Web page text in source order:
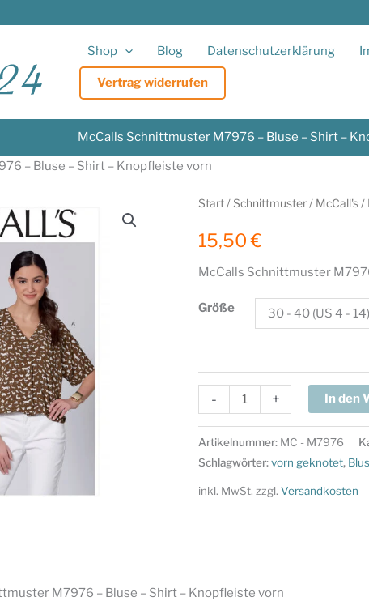
Shop Blog Datenschutzerklärung
Vertrag widerrufen
McCalls Schnittmuster M7976 – Bluse – Shirt –
– Bluse – Shirt – Knopfleiste vorn
Start/ Schnittmuster/ McCall's/
15,50€
McCalls Schnittmuster
Größe 30 - 40 (US 4 - 14)
-
McCalls
Schnittmuster
M7976
-
vorn
+ In den
Artikelnummer: MC - M7976
Schlagwörter:vorn geknotet,
inkl. MwSt. zzgl. Versandkosten
M7976 – Bluse – Shirt – Knopfleiste vorn